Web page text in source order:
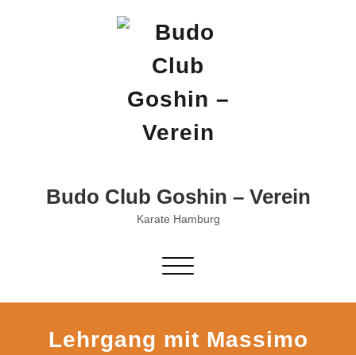
Budo Club Goshin – Verein
Karate Hamburg
Schalte
Lehrgang mit Massimo